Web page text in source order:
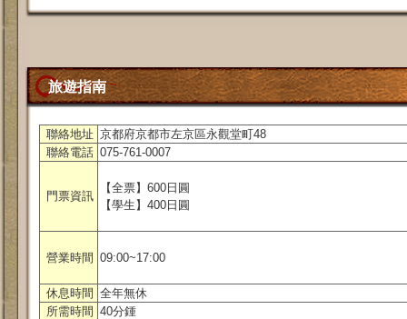
旅遊指南
聯絡地址 京都府京都市左京區永觀堂町48
聯絡電話 075-761-0007
門票資訊
【全票】600日圓
【學生】400日圓
營業時間 09:00~17:00
休息時間 全年無休
所需時間 40分鍾